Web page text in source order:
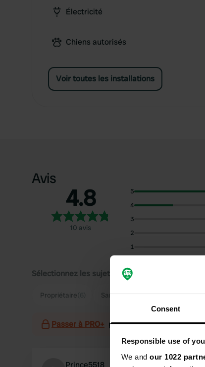
Consent
Responsible use of
We and our 1022
Électricité
Chiens autorisés
Voir toutes les installations
Avis
4.8
10 avis
5
4
3
2
1
Sélectionnez les sujets pour lire les critiques :
Propriétaire Sanitaires(2)
Passer à PRO+ pour l'utilisation des
Prince5518